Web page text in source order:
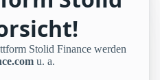
Stolid Finance werden
u. a.